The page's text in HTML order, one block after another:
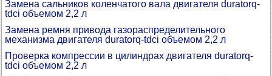
Замена сальников коленчатого вала двигателя duratorq-
tdci объемом 2,2 л
Замена ремня привода газораспределительного
механизма двигателя duratorq-tdci объемом 2,2 л
Проверка компрессии в цилиндрах двигателя duratorq-
tdci объемом 2,2 л